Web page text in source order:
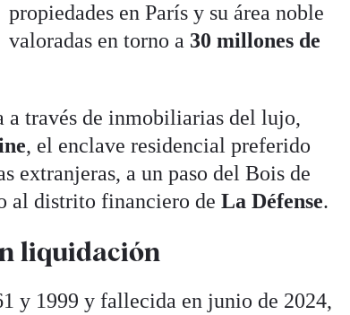
propiedades en París y su área noble
valoradas en torno a 30 millones de
a través de inmobiliarias del lujo,
, el enclave residencial preferido
extranjeras, a un paso del Bois de
al distrito financiero de La Défense.
liquidación
y 1999 y fallecida en junio de 2024,